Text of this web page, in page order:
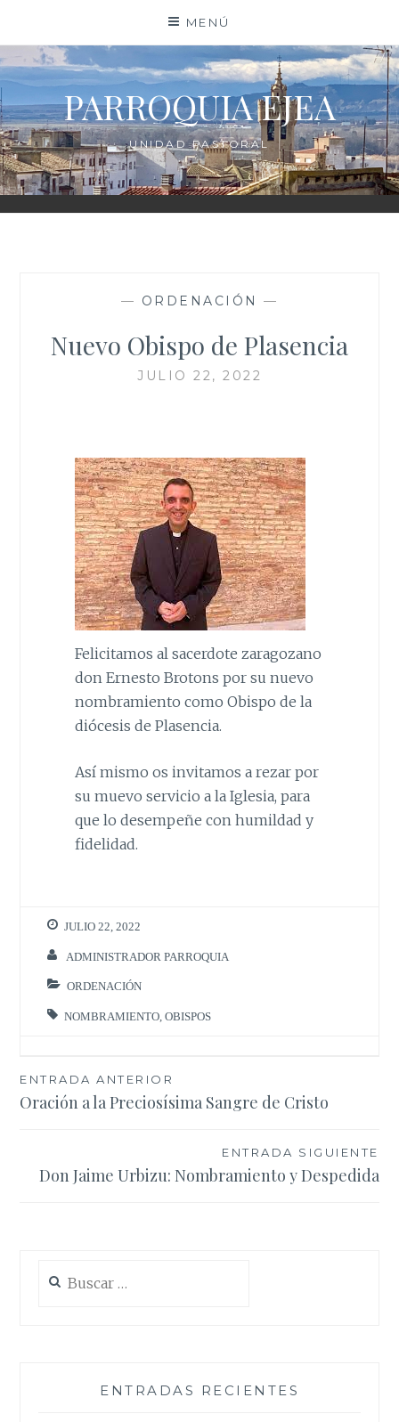
contenido
MENÚ
PARROQUIA EJEA
UNIDAD PASTORAL
— ORDENACIÓN —
Nuevo Obispo de Plasencia
JULIO 22, 2022
Felicitamos al sacerdote zaragozano
don Ernesto Brotons por su nuevo
nombramiento como Obispo de la
diócesis de Plasencia.
Así mismo os invitamos a rezar por
su muevo servicio a la Iglesia, para
que lo desempeñe con humildad y
fidelidad.
JULIO 22, 2022
ADMINISTRADOR PARROQUIA
ORDENACIÓN
NOMBRAMIENTO ,OBISPOS
Navegación
de
ENTRADA ANTERIOR
Oración a la Preciosísima Sangre de Cristo
ENTRADA SIGUIENTE
Don Jaime Urbizu: Nombramiento y Despedida
ENTRADAS RECIENTES